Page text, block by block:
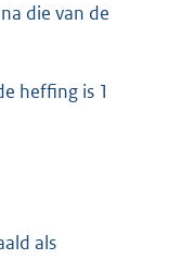
die van de
heffing is 1
als